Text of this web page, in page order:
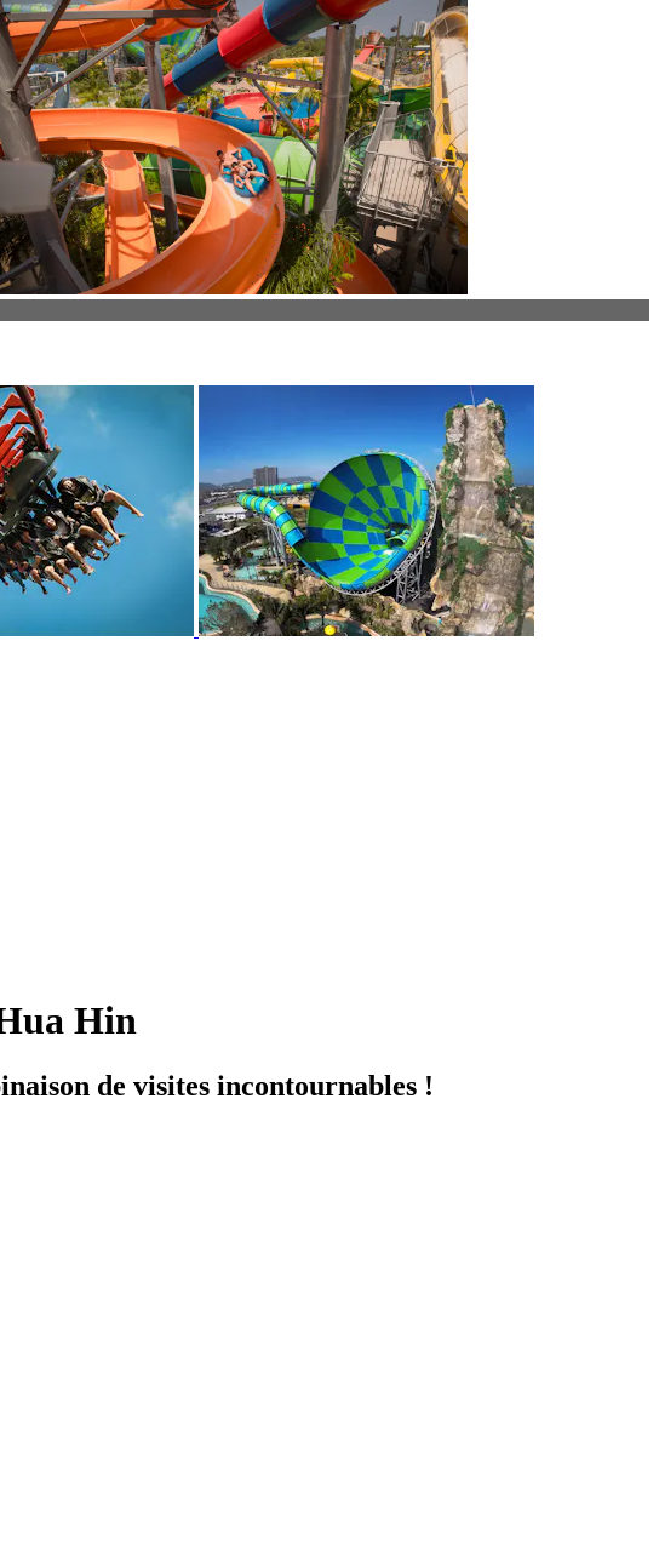
Hin
de visites incontournables !